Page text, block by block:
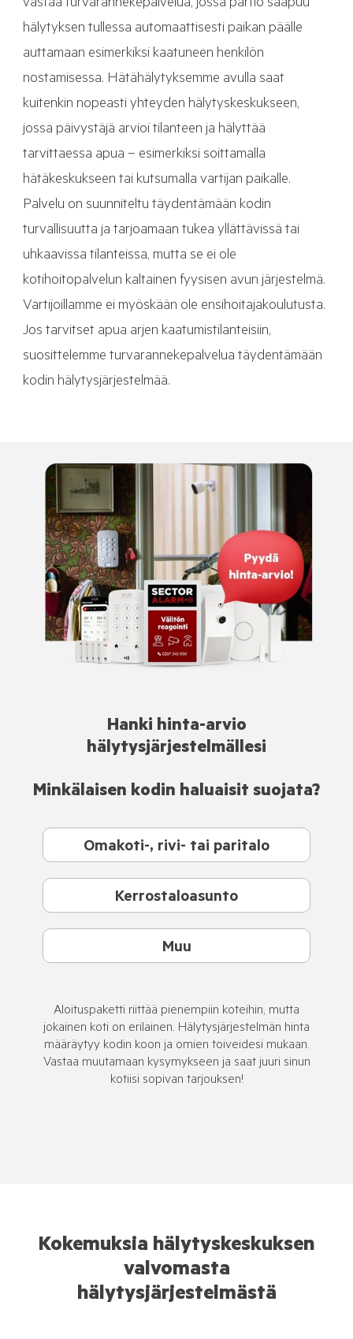
vastaa turvarannekepalvelua, jossa partio saapuu
hälytyksen tullessa automaattisesti paikan päälle
auttamaan esimerkiksi kaatuneen henkilön
nostamisessa. Hätähälytyksemme avulla saat
kuitenkin nopeasti yhteyden hälytyskeskukseen,
jossa päivystäjä arvioi tilanteen ja hälyttää
tarvittaessa apua – esimerkiksi soittamalla
hätäkeskukseen tai kutsumalla vartijan paikalle.
Palvelu on suunniteltu täydentämään kodin
turvallisuutta ja tarjoamaan tukea yllättävissä tai
uhkaavissa tilanteissa, mutta se ei ole
kotihoitopalvelun kaltainen fyysisen avun järjestelmä.
Vartijoillamme ei myöskään ole ensihoitajakoulutusta.
Jos tarvitset apua arjen kaatumistilanteisiin,
suosittelemme turvarannekepalvelua täydentämään
kodin hälytysjärjestelmää.
Hanki hinta-arvio
hälytysjärjestelmällesi
Minkälaisen kodin haluaisit suojata?
Omakoti-, rivi- tai paritalo
Kerrostaloasunto
Muu
Aloituspaketti riittää pienempiin koteihin, mutta
jokainen koti on erilainen. Hälytysjärjestelmän hinta
määräytyy kodin koon ja omien toiveidesi mukaan.
Vastaa muutamaan kysymykseen ja saat juuri sinun
kotiisi sopivan tarjouksen!
Kokemuksia hälytyskeskuksen
valvomasta
hälytysjärjestelmästä